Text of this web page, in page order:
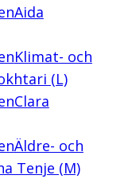
Aida
Klimat- och
(L)
Clara
Äldre- och
Tenje (M)